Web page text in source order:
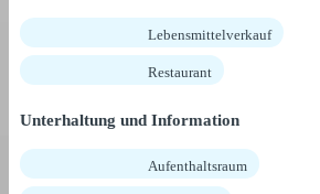
Lebensmittelverkauf
Restaurant
Unterhaltung und Information
Aufenthaltsraum